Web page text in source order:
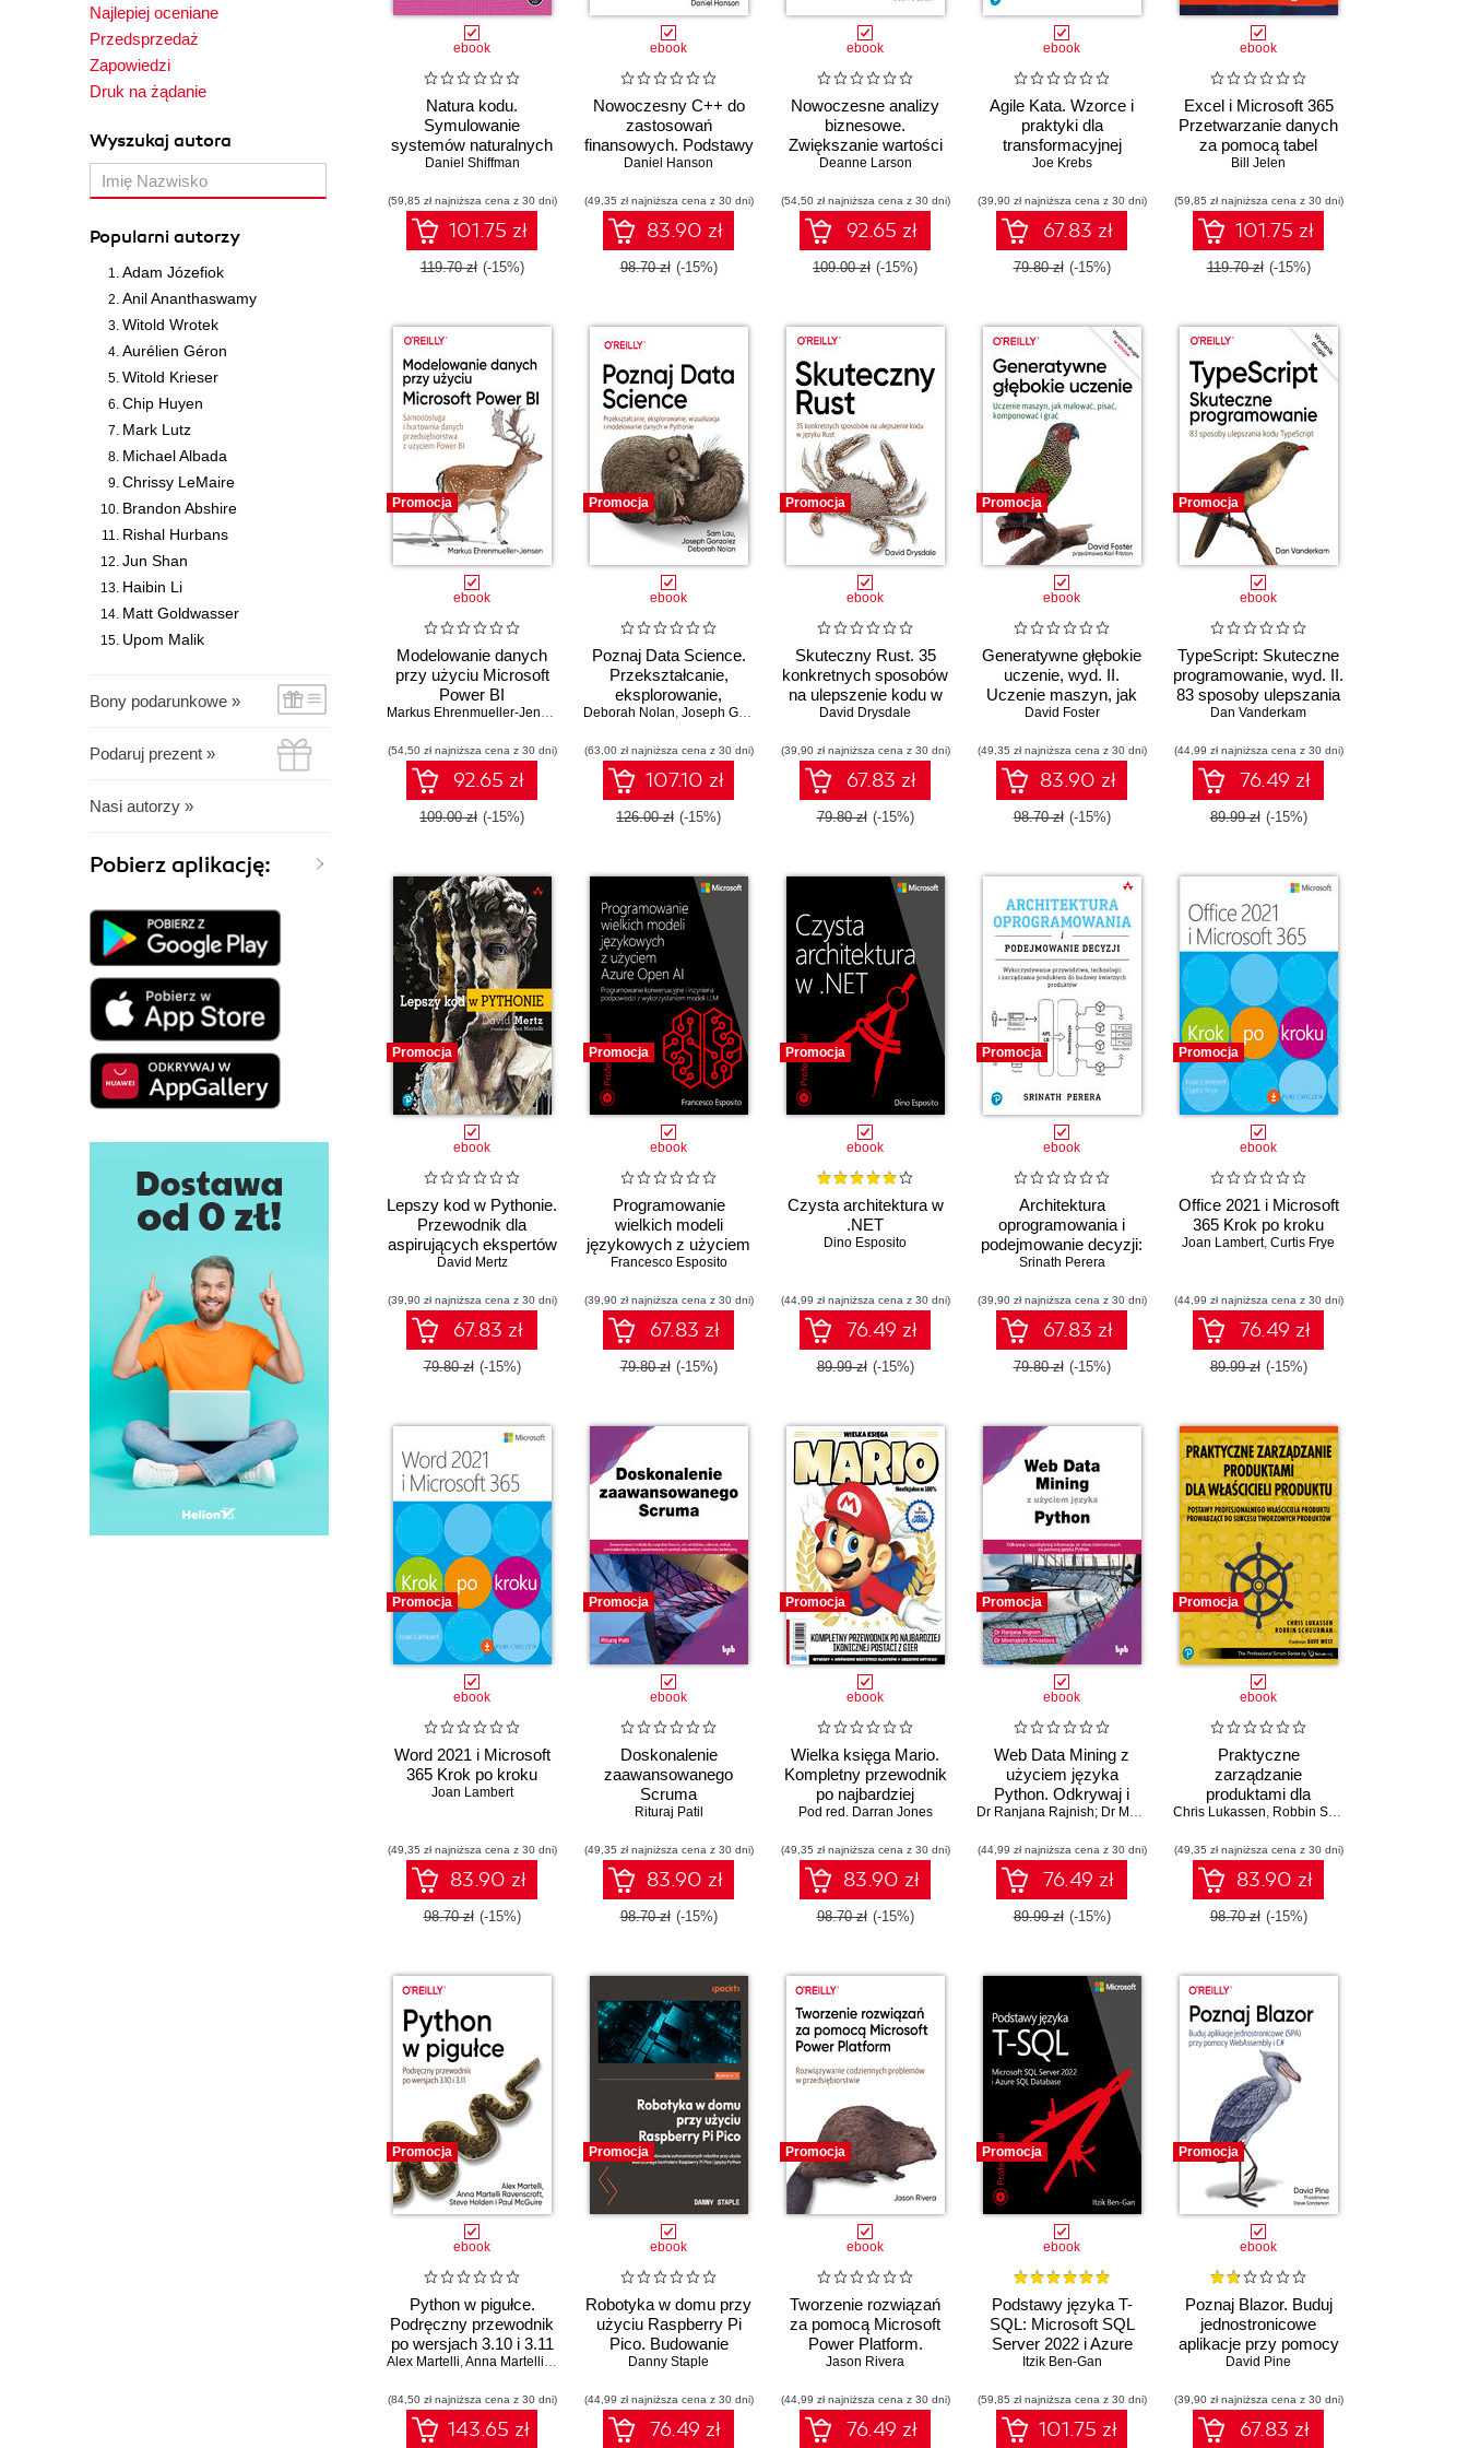
Najlepiej oceniane
Przedsprzedaż
Zapowiedzi
Druk na żądanie
Wyszukaj autora
Popularni autorzy
Adam Józefiok
Anil Ananthaswamy
Witold Wrotek
Aurélien Géron
Witold Krieser
Chip Huyen
Mark Lutz
Michael Albada
Chrissy LeMaire
Brandon Abshire
Rishal Hurbans
Jun Shan
Haibin Li
Matt Goldwasser
Upom Malik
Bony podarunkowe »
Podaruj prezent »
Nasi autorzy »
Pobierz aplikację:
ebook
Natura kodu.
Symulowanie
systemów naturalnych
przy użyciu JavaScript
Daniel Shiffman
(59,85 zł najniższa cena z 30 dni)
101.75 zł
119.70 zł (-15%)
ebook
Nowoczesny C++ do
zastosowań
finansowych. Podstawy
programowania
Daniel Hanson
(49,35 zł najniższa cena z 30 dni)
83.90 zł
98.70 zł (-15%)
ebook
Nowoczesne analizy
biznesowe.
Zwiększanie wartości
danych przy użyciu
Deanne Larson
(54,50 zł najniższa cena z 30 dni)
92.65 zł
109.00 zł (-15%)
ebook
Agile Kata. Wzorce i
praktyki dla
transformacyjnej
zwinności
Joe Krebs
(39,90 zł najniższa cena z 30 dni)
67.83 zł
79.80 zł (-15%)
ebook
Excel i Microsoft 365
Przetwarzanie danych
za pomocą tabel
przestawnych. Zawiera
dynamicznych, Power
Query i funkcji Copilot
Bill Jelen
(59,85 zł najniższa cena z 30 dni)
101.75 zł
119.70 zł (-15%)
Promocja
ebook
Modelowanie danych
przy użyciu Microsoft
Power BI
Markus Ehrenmueller-Jensen
(54,50 zł najniższa cena z 30 dni)
92.65 zł
109.00 zł (-15%)
Promocja
ebook
Poznaj Data Science.
Przekształcanie,
eksplorowanie,
wizualizacja i
Pythonie
Deborah Nolan, Joseph Gonzalez Sam Lau
(63,00 zł najniższa cena z 30 dni)
107.10 zł
126.00 zł (-15%)
Promocja
ebook
Skuteczny Rust. 35
konkretnych sposobów
na ulepszenie kodu w
języku Rust
David Drysdale
(39,90 zł najniższa cena z 30 dni)
67.83 zł
79.80 zł (-15%)
Promocja
ebook
Generatywne głębokie
uczenie, wyd. II.
Uczenie maszyn, jak
malować, pisać,
David Foster
(49,35 zł najniższa cena z 30 dni)
83.90 zł
98.70 zł (-15%)
Promocja
ebook
TypeScript: Skuteczne
programowanie, wyd. II.
83 sposoby ulepszania
kodu TypeScript
Dan Vanderkam
(44,99 zł najniższa cena z 30 dni)
76.49 zł
89.99 zł (-15%)
Promocja
ebook
Lepszy kod w Pythonie.
Przewodnik dla
aspirujących ekspertów
David Mertz
(39,90 zł najniższa cena z 30 dni)
67.83 zł
79.80 zł (-15%)
Promocja
ebook
Programowanie
wielkich modeli
językowych z użyciem
Azure Open AI.
konwersacyjne i
inżynieria podpowiedzi
z wykorzystaniem
modeli LLM
Francesco Esposito
(39,90 zł najniższa cena z 30 dni)
67.83 zł
79.80 zł (-15%)
Promocja
ebook
Czysta architektura w
.NET
Dino Esposito
(44,99 zł najniższa cena z 30 dni)
76.49 zł
89.99 zł (-15%)
Promocja
ebook
Architektura
oprogramowania i
podejmowanie decyzji:
Wykorzystywanie
technologii i
zarządzania produktem
do budowy świetnych
produktów
Srinath Perera
(39,90 zł najniższa cena z 30 dni)
67.83 zł
79.80 zł (-15%)
Promocja
ebook
Office 2021 i Microsoft
365 Krok po kroku
Joan Lambert, Curtis Frye
(44,99 zł najniższa cena z 30 dni)
76.49 zł
89.99 zł (-15%)
Promocja
ebook
Word 2021 i Microsoft
365 Krok po kroku
Joan Lambert
(49,35 zł najniższa cena z 30 dni)
83.90 zł
98.70 zł (-15%)
Promocja
ebook
Doskonalenie
zaawansowanego
Scruma
Rituraj Patil
(49,35 zł najniższa cena z 30 dni)
83.90 zł
98.70 zł (-15%)
Promocja
ebook
Wielka księga Mario.
Kompletny przewodnik
po najbardziej
ikonicznej postaci z gier
Pod red. Darran Jones
(49,35 zł najniższa cena z 30 dni)
83.90 zł
98.70 zł (-15%)
Promocja
ebook
Web Data Mining z
użyciem języka
Python. Odkrywaj i
wyodrębniaj informacje
za pomocą języka
Python
Dr Ranjana Rajnish; Dr Meenakshi Srivastava
(44,99 zł najniższa cena z 30 dni)
76.49 zł
89.99 zł (-15%)
Promocja
ebook
Praktyczne
zarządzanie
produktami dla
właścicieli produktu.
PROFESJONALNEGO
WŁAŚCICIELA
PRODUKTU
PROWADZĄCE DO
PRODUKTÓW
Chris Lukassen, Robbin Schuurman
(49,35 zł najniższa cena z 30 dni)
83.90 zł
98.70 zł (-15%)
Promocja
ebook
Python w pigułce.
Podręczny przewodnik
po wersjach 3.10 i 3.11
Alex Martelli,Anna Martelli Ravenscroft Steve Holden,
(84,50 zł najniższa cena z 30 dni)
143.65 zł
Promocja
ebook
Robotyka w domu przy
użyciu Raspberry Pi
Pico. Budowanie
autonomicznych
elastycznego kontrolera
Raspberry Pi Pico i
języka Python
Danny Staple
(44,99 zł najniższa cena z 30 dni)
76.49 zł
Promocja
ebook
Tworzenie rozwiązań
za pomocą Microsoft
Power Platform.
Rozwiązywanie
problemów w
przedsiębiorstwie
Jason Rivera
(44,99 zł najniższa cena z 30 dni)
76.49 zł
Promocja
ebook
Podstawy języka T-
SQL: Microsoft SQL
Server 2022 i Azure
SQL Database
Itzik Ben-Gan
(59,85 zł najniższa cena z 30 dni)
101.75 zł
Promocja
ebook
Poznaj Blazor. Buduj
jednostronicowe
aplikacje przy pomocy
WebAssembly i C#
David Pine
(39,90 zł najniższa cena z 30 dni)
67.83 zł